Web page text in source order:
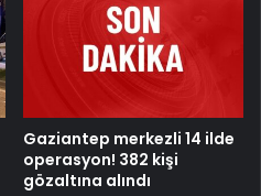
Gaziantep merkezli 14 ilde
operasyon! 382 kişi
gözaltına alındı